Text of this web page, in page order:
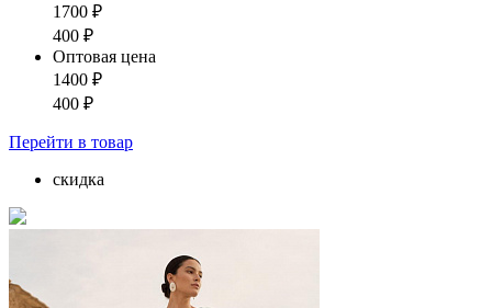
1700 ₽
400 ₽
Оптовая цена
1400 ₽
400 ₽
Перейти в товар
скидка